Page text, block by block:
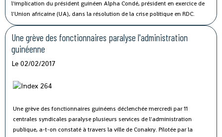
l'implication du président guinéen Alpha Condé, président en exercice de
l'Union africaine (UA), dans la résolution de la crise politique en RDC.
Une grève des fonctionnaires paralyse l'administration
guinéenne
Le 02/02/2017
Une grève des fonctionnaires guinéens déclenchée mercredi par 11
centrales syndicales paralyse plusieurs services de l'administration
publique, a-t-on constaté à travers la ville de Conakry. Pilotée par la